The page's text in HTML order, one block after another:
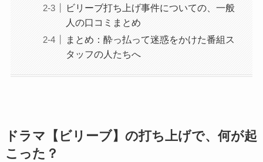
ビリーブ打ち上げ事件についての、一般
人の口コミまとめ
まとめ：酔っ払って迷惑をかけた番組ス
タッフの人たちへ
ドラマ【ビリーブ】の打ち上げで、何が起
こった？